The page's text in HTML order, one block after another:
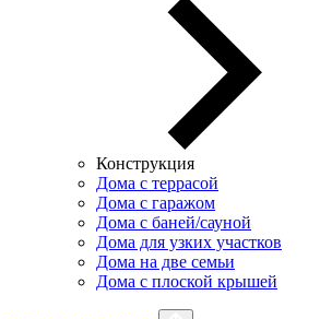
Конструкция
Дома с террасой
Дома с гаражом
Дома с баней/сауной
Дома для узких участков
Дома на две семьи
Дома с плоской крышей